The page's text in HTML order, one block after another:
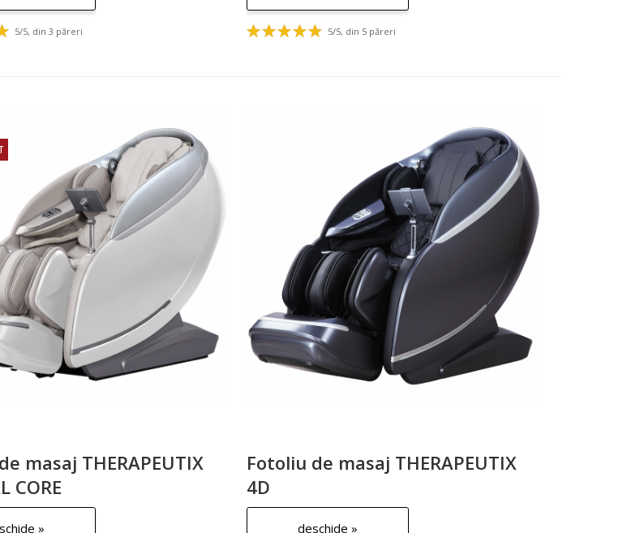
5/5, din 3 păreri 5/5, din 5 păreri
masaj THERAPEUTIX
CORE
»
Fotoliu de masaj THERAPEUTIX
4D
deschide »